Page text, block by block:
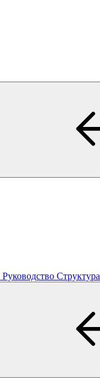
Руководство Структура